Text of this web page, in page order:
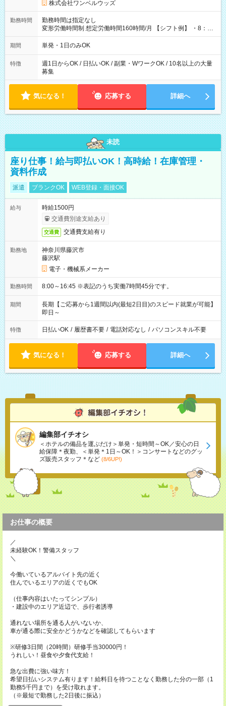
株式会社ワンベルウッズ
勤務時間
勤務時間は指定なし
変形労働時間制 想定労働時間160時間/月 【シフト例】 ・8：00
～21：00
期間 単発・1日のみOK
特徴
週1日からOK / 日払いOK / 副業・WワークOK / 10名以上の大量
募集
気になる！ 応募する 詳細へ
未読
座り仕事！給与即払いOK！高時給！在庫管理・
資料作成
派遣 ブランクOK WEB登録・面接OK
給与
時給1500円
交通費別途支給あり
交通費 交通費支給有り
勤務地
神奈川県藤沢市
藤沢駅
電子・機械系メーカー
勤務時間 8:00～16:45 ※表記のうち実働7時間45分です。
期間
長期【ご応募から1週間以内(最短2日目)のスピード就業が可能】
即日～
特徴 日払いOK / 履歴書不要 / 電話対応なし / パソコンスキル不要
気になる！ 応募する 詳細へ
編集部イチオシ
＜ホテルの備品を運ぶだけ＞単発・短時間～OK／安心の日
給保障＊夜勤、＜単発＊1日～OK！＞コンサートなどのグッ
ズ販売スタッフ＊など (8/6UP!)
お仕事の概要
／
未経験OK！警備スタッフ
＼
今働いているアルバイト先の近く
住んでいるエリアの近くでもOK
（仕事内容はいたってシンプル）
・建設中のエリア近辺で、歩行者誘導
通れない場所を通る人がいないか、
車が通る際に安全かどうかなどを確認してもらいます
※研修3日間（20時間）研修手当30000円！
うれしい！昼食や夕食代支給！
急な出費に強い味方！
希望日払いシステム有ります！給料日を待つことなく勤務した分の一部（1
勤務5千円まで）を受け取れます。
（※最短で勤務した2日後に振込）